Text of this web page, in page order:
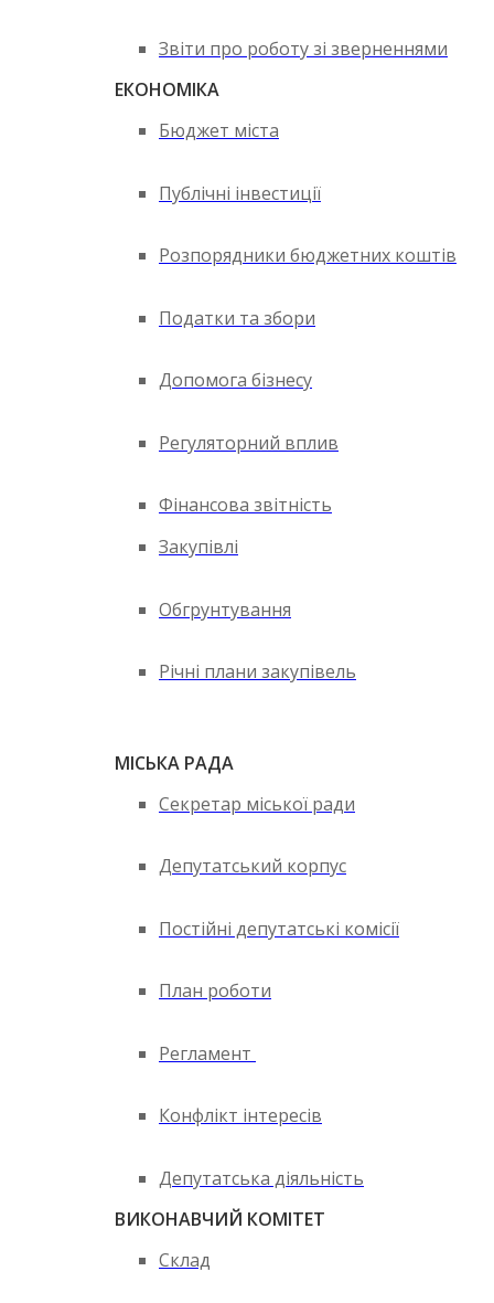
Звіти про роботу зі зверненнями
ЕКОНОМІКА
Бюджет міста
Публічні інвестиції
Розпорядники бюджетних коштів
Податки та збори
Допомога бізнесу
Регуляторний вплив
Фінансова звітність
Закупівлі
Обгрунтування
Річні плани закупівель
МІСЬКА РАДА
Секретар міської ради
Депутатський корпус
Постійні депутатські комісії
План роботи
Регламент
Конфлікт інтересів
Депутатська діяльність
ВИКОНАВЧИЙ КОМІТЕТ
Склад